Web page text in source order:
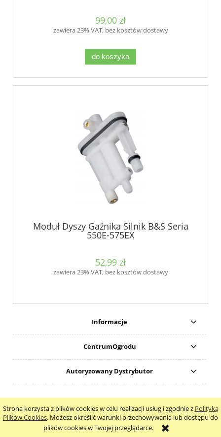
Strona korzysta z plików cookies w celu realizacji usług i zgodnie z Polityką
Plików Cookies. Możesz określić warunki przechowywania lub dostępu do
plików cookies w Twojej przeglądarce.
99,00 zł
zawiera 23% VAT, bez kosztów dostawy
do koszyka
Moduł Dyszy Gaźnika Silnik B&S Seria
550E-575EX
52,99 zł
zawiera 23% VAT, bez kosztów dostawy
Informacje
CentrumOgrodu
Autoryzowany Dystrybutor
pokaż pełną wersję strony
Sklep internetowy Shoper.pl